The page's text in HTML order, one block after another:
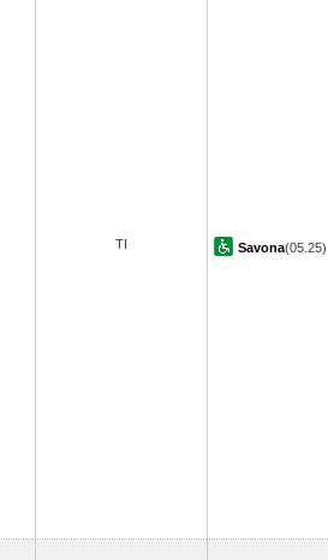
TI Savona(05.25)